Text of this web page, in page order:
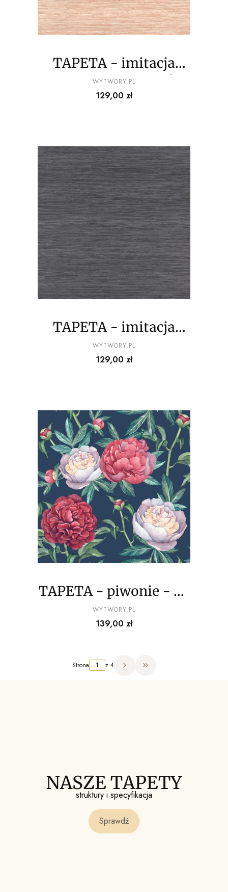
TAPETA - imitacja
drewna - odcienie różu
PRODUCENT
WYTWORY.PL
Cena
129,00 zł
TAPETA - imitacja
drewna - odcienie
ciemnego szarego
PRODUCENT
WYTWORY.PL
Cena
129,00 zł
TAPETA - piwonie - na
czarnym tle
PRODUCENT
WYTWORY.PL
Cena
139,00 zł
Strona z 4 Przejdź do ostatniej strony
NASZE TAPETY
struktury i specyfikacja
Sprawdź